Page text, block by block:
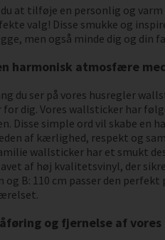
at tilføje en personlig og
valg! Disse smukke og
men også minde dig og din
harmonisk atmosfære
du ser på vores husregler
for dig. Vores wallsticker har
Disse simple ord vil skabe
af kærlighed, respekt og
wallsticker har et smukt
af høj kvalitetsvinyl, der
og B: 110 cm passer den
og fjernelse af